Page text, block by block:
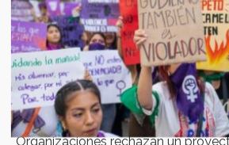
Organizaciones rechazan un